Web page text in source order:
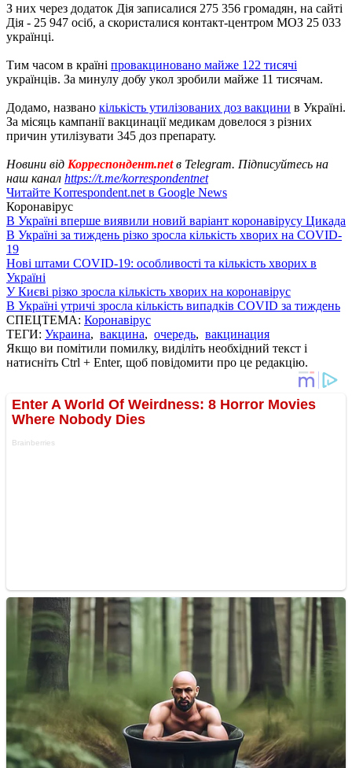
З них через додаток Дія записалися 275 356 громадян, на сайті
Дія - 25 947 осіб, а скористалися контакт-центром МОЗ 25 033
українці.
Тим часом в країні провакциновано майже 122 тисячі
українців. За минулу добу укол зробили майже 11 тисячам.
Додамо, названо кількість утилізованих доз вакцини в Україні.
За місяць кампанії вакцинації медикам довелося з різних
причин утилізувати 345 доз препарату.
Новини від Корреспондент.netв Telegram. Підписуйтесь на
наш канал https://t.me/korrespondentnet
Читайте Korrespondent.net в Google News
Коронавірус
В Україні вперше виявили новий варіант коронавірусу Цикада
В Україні за тиждень різко зросла кількість хворих на COVID-
19
Нові штами COVID-19: особливості та кількість хворих в
Україні
У Києві різко зросла кількість хворих на коронавірус
В Україні утричі зросла кількість випадків COVID за тиждень
СПЕЦТЕМА: Коронавірус
ТЕГИ: Украина, вакцина, очередь, вакцинация
Якщо ви помітили помилку, виділіть необхідний текст і
натисніть Ctrl + Enter, щоб повідомити про це редакцію.